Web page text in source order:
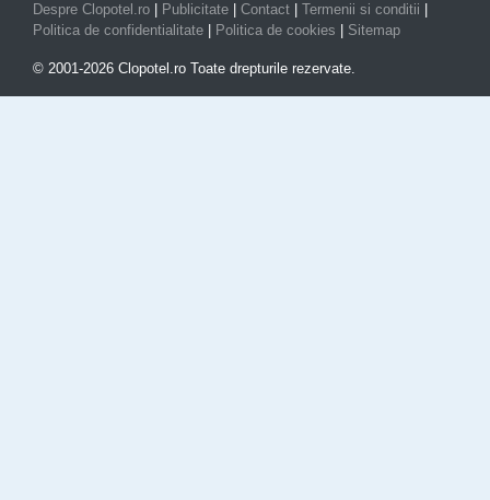
Despre Clopotel.ro Publicitate Contact Termenii si conditii
Politica de confidentialitate
Politica de cookies Sitemap
© 2001-2026 Clopotel.ro Toate drepturile rezervate.